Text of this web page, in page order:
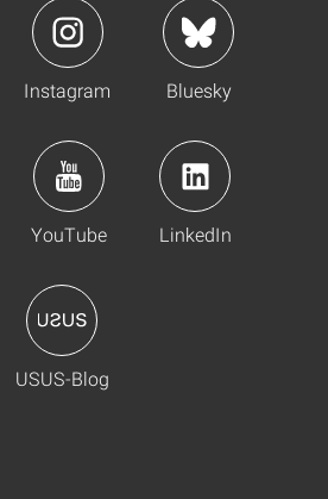
Instagram Bluesky
YouTube LinkedIn
USUS-Blog